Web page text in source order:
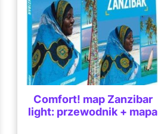
Comfort! map Zanzibar
light: przewodnik + mapa